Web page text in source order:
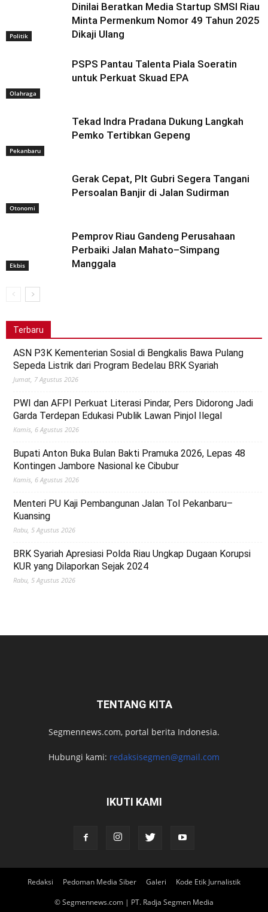
Politik
Dinilai Beratkan Media Startup SMSI Riau
Minta Permenkum Nomor 49 Tahun 2025
Dikaji Ulang
Olahraga
PSPS Pantau Talenta Piala Soeratin
untuk Perkuat Skuad EPA
Pekanbaru
Tekad Indra Pradana Dukung Langkah
Pemko Tertibkan Gepeng
Otonomi
Gerak Cepat, Plt Gubri Segera Tangani
Persoalan Banjir di Jalan Sudirman
Ekbis
Pemprov Riau Gandeng Perusahaan
Perbaiki Jalan Mahato–Simpang
Manggala
Terbaru
ASN P3K Kementerian Sosial di Bengkalis Bawa Pulang
Sepeda Listrik dari Program Bedelau BRK Syariah
Jumat, 7 Agustus 2026
PWI dan AFPI Perkuat Literasi Pindar, Pers Didorong Jadi
Garda Terdepan Edukasi Publik Lawan Pinjol Ilegal
Kamis, 6 Agustus 2026
Bupati Anton Buka Bulan Bakti Pramuka 2026, Lepas 48
Kontingen Jambore Nasional ke Cibubur
Kamis, 6 Agustus 2026
Menteri PU Kaji Pembangunan Jalan Tol Pekanbaru–
Kuansing
Rabu, 5 Agustus 2026
BRK Syariah Apresiasi Polda Riau Ungkap Dugaan Korupsi
KUR yang Dilaporkan Sejak 2024
Rabu, 5 Agustus 2026
TENTANG KITA
Segmennews.com, portal berita Indonesia.
Hubungi kami: redaksisegmen@gmail.com
IKUTI KAMI
Redaksi Pedoman Media Siber Galeri
Kode Etik Jurnalistik
© Segmennews.com | PT. Radja Segmen Media